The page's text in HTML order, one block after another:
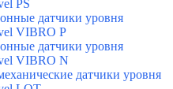
PS
датчики уровня
VIBRO P
датчики уровня
VIBRO N
датчики уровня